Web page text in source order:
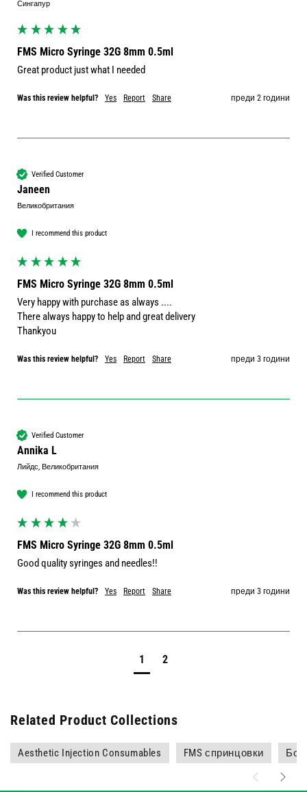
Сингапур
FMS Micro Syringe 32G 8mm 0.5ml
Great product just what I needed
Was this review helpful? Yes Report Share преди 2 години
Verified Customer
Janeen
Великобритания
I recommend this product
FMS Micro Syringe 32G 8mm 0.5ml
Very happy with purchase as always ....
There always happy to help and great delivery
Thankyou
Was this review helpful? Yes Report Share преди 3 години
Verified Customer
Annika L
Лийдс, Великобритания
I recommend this product
FMS Micro Syringe 32G 8mm 0.5ml
Good quality syringes and needles!!
Was this review helpful? Yes Report Share преди 3 години
1 2
Related Product Collections
Aesthetic Injection Consumables FMS спринцовки